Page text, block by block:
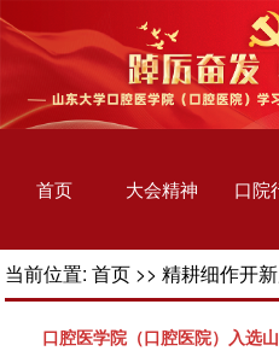
首页 大会精神 口院
当前位置:首页 >>精耕细作开
口腔医学院（口腔医院）入选